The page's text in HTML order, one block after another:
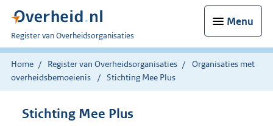
Menu
U
bent
nu
hier:
Register van Overheidsorganisaties
Home Register van Overheidsorganisaties
Organisaties met
overheidsbemoeienis
Stichting Mee Plus
Stichting Mee Plus